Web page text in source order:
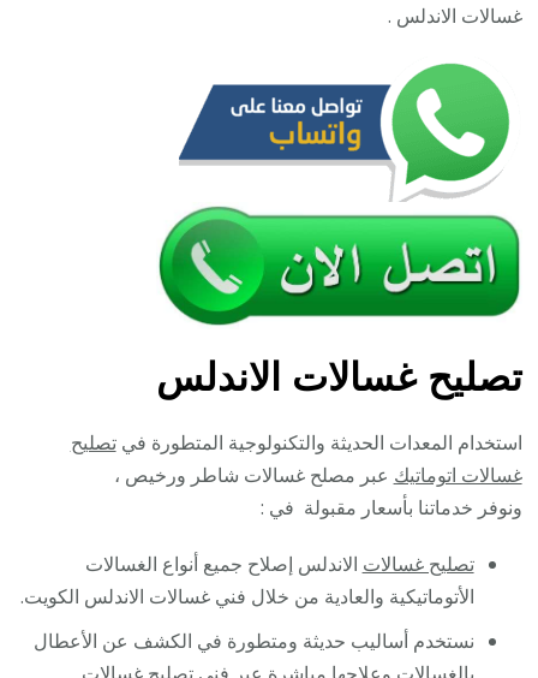
غسالات الاندلس .
تصليح غسالات الاندلس
استخدام المعدات الحديثة والتكنولوجية المتطورة فيتصليح
غسالات اتوماتيك عبر مصلح غسالات شاطر ورخيص ،
ونوفر خدماتنا بأسعار مقبولة في :
تصليح غسالات الاندلس إصلاح جميع أنواع الغسالات
الأتوماتيكية والعادية من خلال فني غسالات الاندلس الكويت.
نستخدم أساليب حديثة ومتطورة في الكشف عن الأعطال